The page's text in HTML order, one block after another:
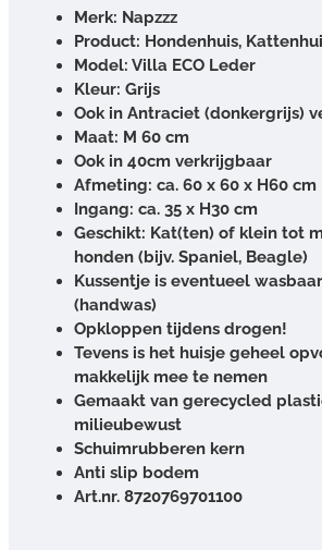
Merk: Napzzz
Product: Hondenhuis,
Model: Villa ECO Leder
Kleur: Grijs
Ook in Antraciet (donkergrijs)
Maat: M 60 cm
Ook in 40cm verkrijgbaar
Afmeting: ca. 60 x 60 x H60 cm
Ingang: ca. 35 x H30 cm
Geschikt: Kat(ten) of klein tot
honden (bijv. Spaniel, Beagle)
Kussentje is eventueel
(handwas)
Opkloppen tijdens drogen!
Tevens is het huisje geheel
makkelijk mee te nemen
Gemaakt van gerecycled
milieubewust
Schuimrubberen kern
Anti slip bodem
Art.nr. 8720769701100